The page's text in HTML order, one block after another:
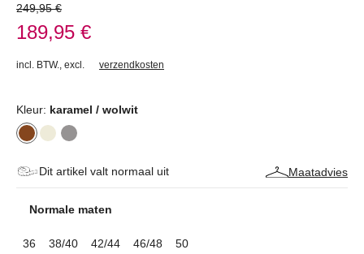
249,95 €
189,95 €
incl. BTW. excl. verzendkosten
Kleur: karamel / wolwit
Dit artikel valt normaal uit Maatadvies
Normale maten
36 38/40 42/44 46/48 50